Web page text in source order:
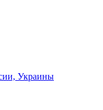
Украины